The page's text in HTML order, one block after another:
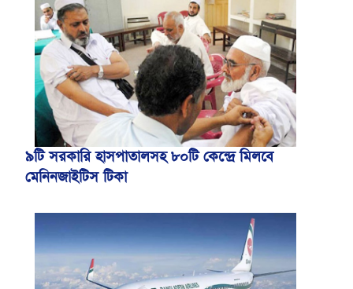
৯টি সরকারি হাসপাতালসহ ৮০টি কেন্দ্রে মিলবে
মেনিনজাইটিস টিকা